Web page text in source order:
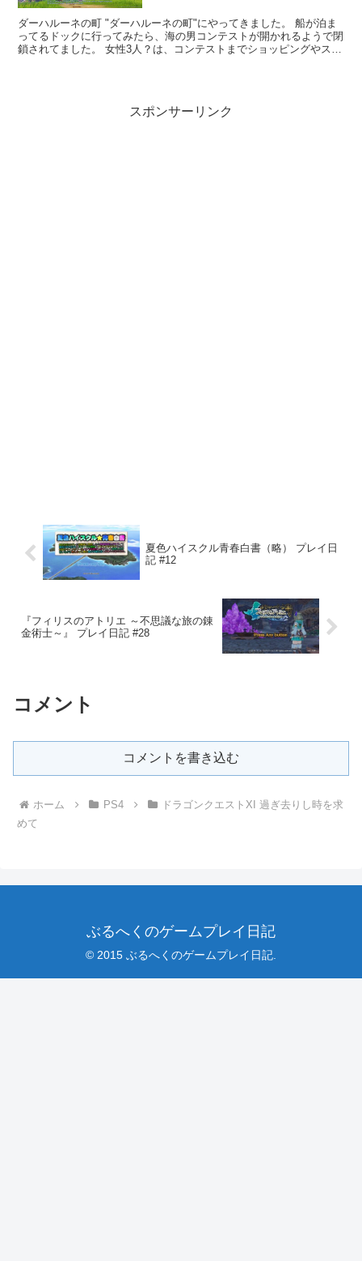
ダーハルーネの町 "ダーハルーネの町"にやってきました。 船が泊ま
ってるドックに行ってみたら、海の男コンテストが開かれるようで閉
鎖されてました。 女性3人？は、コンテストまでショッピングやスイ
スポンサーリンク
夏色ハイスクル青春白書（略） プレイ日
記 #12
『フィリスのアトリエ ～不思議な旅の錬
金術士～』 プレイ日記 #28
コメント
コメントを書き込む
ホーム PS4
ドラゴンクエストXI 過ぎ去りし時を求
めて
ぶるへくのゲームプレイ日記
© 2015 ぶるへくのゲームプレイ日記.